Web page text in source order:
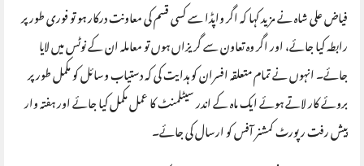
فیاض علی شاہ نے مزید کہا کہ اگر واپڈا سے کسی قسم کی معاونت درکار ہو تو فوری طور پر
رابطہ کیا جائے، اور اگر وہ تعاون سے گریزاں ہوں تو معاملہ ان کے نوٹس میں لایا
جائے۔ انہوں نے تمام متعلقہ افسران کو ہدایت کی کہ دستیاب وسائل کو مکمل طور پر
بروئے کار لاتے ہوئے ایک ماہ کے اندر سیٹلمنٹ کا عمل مکمل کیا جائے اور ہفتہ وار
پیش رفت رپورٹ کمشنر آفس کو ارسال کی جائے۔